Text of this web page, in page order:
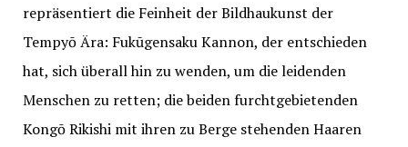
repräsentiert die Feinheit der Bildhaukunst der
Tempyō Ära: Fukūgensaku Kannon, der entschieden
hat, sich überall hin zu wenden, um die leidenden
Menschen zu retten; die beiden furchtgebietenden
Kongō Rikishi mit ihren zu Berge stehenden Haaren